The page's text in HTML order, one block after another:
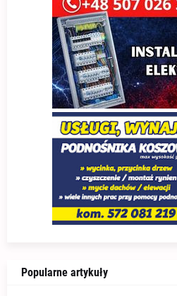
Popularne artykuły